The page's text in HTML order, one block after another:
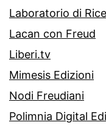
Laboratorio di
Lacan con Freud
Liberi.tv
Mimesis Edizioni
Nodi Freudiani
Polimnia Digital